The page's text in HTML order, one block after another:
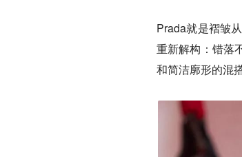
Prada就是褶皱
重新解构：错落
和简洁廓形的混